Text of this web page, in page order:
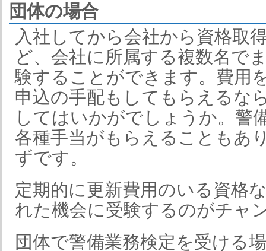
団体の場合
入社してから会社から資格取
ど、会社に所属する複数名で
験することができます。費用
申込の手配もしてもらえるな
してはいかがでしょうか。警
各種手当がもらえることもあ
ずです。
定期的に更新費用のいる資格
れた機会に受験するのがチャ
団体で警備業務検定を受ける